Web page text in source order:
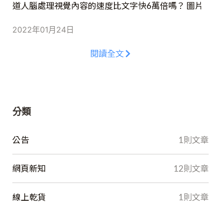
道人腦處理視覺內容的速度比文字快6萬倍嗎？ 圖片
圖片才是正確的呢？Quarter 整理出2022年最新十大
2022年01月24日
閱讀全文
分類
公告 1則文章
網頁新知 12則文章
線上乾貨 1則文章